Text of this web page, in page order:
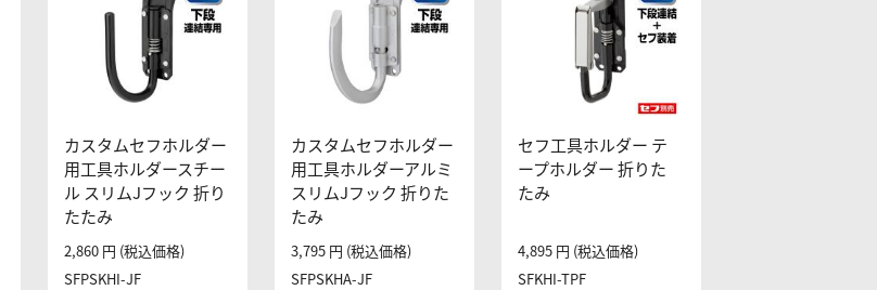
カスタムセフホルダー
用工具ホルダースチー
ル スリムJフック 折り
たたみ
SFPSKHI-JF
2,860 円 (税込価格)
カスタムセフホルダー
用工具ホルダーアルミ
スリムJフック 折りた
たみ
SFPSKHA-JF
3,795 円 (税込価格)
セフ工具ホルダー テ
ープホルダー 折りた
たみ
SFKHI-TPF
4,895 円 (税込価格)